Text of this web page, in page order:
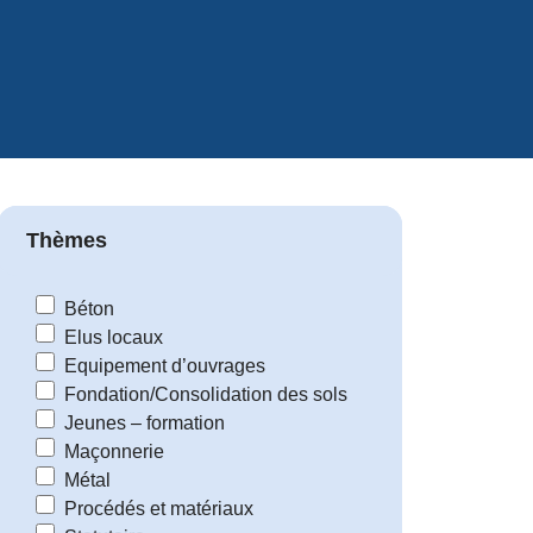
Thèmes
Béton
Elus locaux
Equipement d’ouvrages
Fondation/Consolidation des sols
Jeunes – formation
Maçonnerie
Métal
Procédés et matériaux